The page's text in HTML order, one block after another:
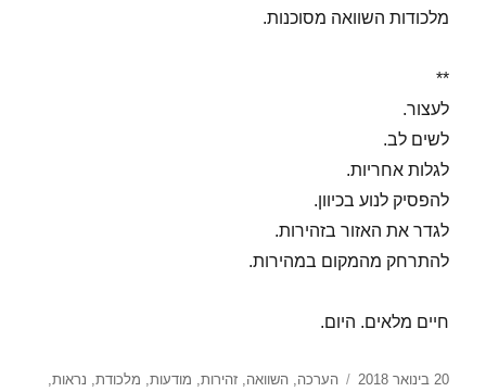
מלכודות השוואה מסוכנות.
**
לעצור.
לשים לב.
לגלות אחריות.
להפסיק לנוע בכיוון.
לגדר את האזור בזהירות.
להתרחק מהמקום במהירות.
חיים מלאים. היום.
פורסם
20 בינואר 2018 תגיות
הערכה,השוואה,זהירות, מודעות, מלכודת, נראות,